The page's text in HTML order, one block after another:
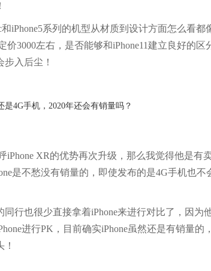
和iPhone5系列的机型从材质到设计方面怎么看
价3000左右，是否能够和iPhone11建立良好的
入后尘！
iPhone XR的优势再次升级，那么我觉得他是
是不愁没有销量的，即使发布的是4G手机也
同行也很少直接拿着iPhone来进行对比了，因
进行PK，目前确实iPhone虽然还是有销量